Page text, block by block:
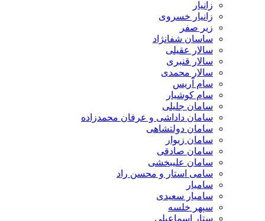
زانیار خسروی
زیر صفر
ساسان شفانژاد
سالار عقیلی
سالار قنبری
سالار محمدی
سام آریس
سام کوشیار
سامان جلیلی
سامان داداشی و عرفان محمدزاده
سامان دولتشاهی
سامان زیوار
سامان صادقی
سامان علیبخشی
سامی استار و محسن راد
سامیار
سامیار سعیدی
سپهر خلسه
ستار اسماعیلی